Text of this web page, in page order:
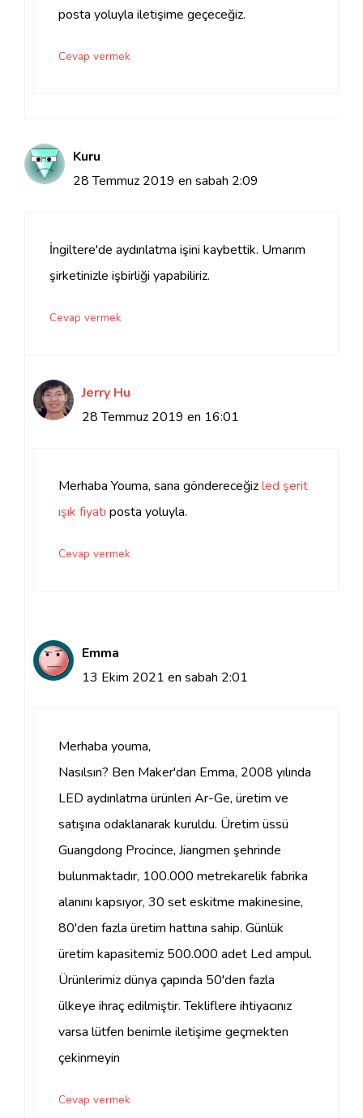
posta yoluyla iletişime geçeceğiz.
Cevap vermek
Kuru
28 Temmuz 2019 en sabah 2:09
İngiltere'de aydınlatma işini kaybettik. Umarım
şirketinizle işbirliği yapabiliriz.
Cevap vermek
Jerry Hu
28 Temmuz 2019 en 16:01
Merhaba Youma, sana göndereceğizled şerit
ışık fiyatı posta yoluyla.
Cevap vermek
Emma
13 Ekim 2021 en sabah 2:01
Merhaba youma,
Nasılsın? Ben Maker'dan Emma, ​​2008 yılında
LED aydınlatma ürünleri Ar-Ge, üretim ve
satışına odaklanarak kuruldu. Üretim üssü
Guangdong Procince, Jiangmen şehrinde
bulunmaktadır, 100.000 metrekarelik fabrika
alanını kapsıyor, 30 set eskitme makinesine,
80'den fazla üretim hattına sahip. Günlük
üretim kapasitemiz 500.000 adet Led ampul.
Ürünlerimiz dünya çapında 50'den fazla
ülkeye ihraç edilmiştir. Tekliflere ihtiyacınız
varsa lütfen benimle iletişime geçmekten
çekinmeyin
Cevap vermek